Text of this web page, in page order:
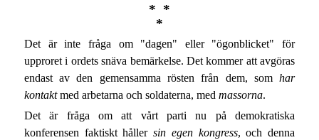
* *
*
Det är inte fråga om "dagen" eller "ögonblicket" för
upproret i ordets snäva bemärkelse. Det kommer att avgöras
endast av den gemensamma rösten från dem, somhar
kontaktmed arbetarna och soldaterna, med massorna.
Det är fråga om att vårt parti nu på demokratiska
konferensen faktiskt hållersin egen kongress, och denna